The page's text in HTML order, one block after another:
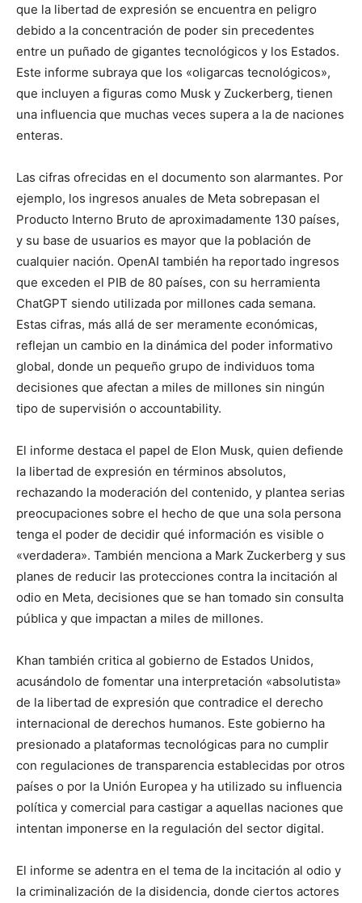
que la libertad de expresión se encuentra en peligro
debido a la concentración de poder sin precedentes
entre un puñado de gigantes tecnológicos y los Estados.
Este informe subraya que los «oligarcas tecnológicos»,
que incluyen a figuras como Musk y Zuckerberg, tienen
una influencia que muchas veces supera a la de naciones
enteras.
Las cifras ofrecidas en el documento son alarmantes. Por
ejemplo, los ingresos anuales de Meta sobrepasan el
Producto Interno Bruto de aproximadamente 130 países,
y su base de usuarios es mayor que la población de
cualquier nación. OpenAI también ha reportado ingresos
que exceden el PIB de 80 países, con su herramienta
ChatGPT siendo utilizada por millones cada semana.
Estas cifras, más allá de ser meramente económicas,
reflejan un cambio en la dinámica del poder informativo
global, donde un pequeño grupo de individuos toma
decisiones que afectan a miles de millones sin ningún
tipo de supervisión o accountability.
El informe destaca el papel de Elon Musk, quien defiende
la libertad de expresión en términos absolutos,
rechazando la moderación del contenido, y plantea serias
preocupaciones sobre el hecho de que una sola persona
tenga el poder de decidir qué información es visible o
«verdadera». También menciona a Mark Zuckerberg y sus
planes de reducir las protecciones contra la incitación al
odio en Meta, decisiones que se han tomado sin consulta
pública y que impactan a miles de millones.
Khan también critica al gobierno de Estados Unidos,
acusándolo de fomentar una interpretación «absolutista»
de la libertad de expresión que contradice el derecho
internacional de derechos humanos. Este gobierno ha
presionado a plataformas tecnológicas para no cumplir
con regulaciones de transparencia establecidas por otros
países o por la Unión Europea y ha utilizado su influencia
política y comercial para castigar a aquellas naciones que
intentan imponerse en la regulación del sector digital.
El informe se adentra en el tema de la incitación al odio y
la criminalización de la disidencia, donde ciertos actores